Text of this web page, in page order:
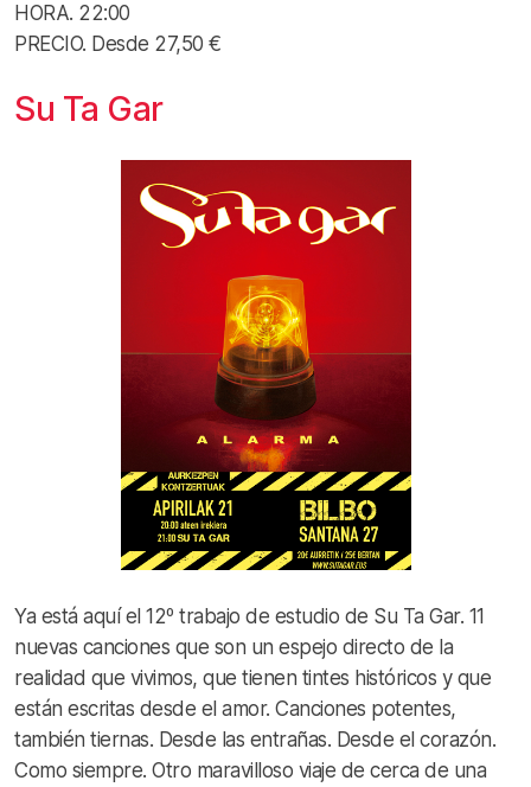
HORA. 22:00
PRECIO. Desde 27,50 €
Su Ta Gar
Ya está aquí el 12º trabajo de estudio de Su Ta Gar. 11
nuevas canciones que son un espejo directo de la
realidad que vivimos, que tienen tintes históricos y que
están escritas desde el amor. Canciones potentes,
también tiernas. Desde las entrañas. Desde el corazón.
Como siempre. Otro maravilloso viaje de cerca de una